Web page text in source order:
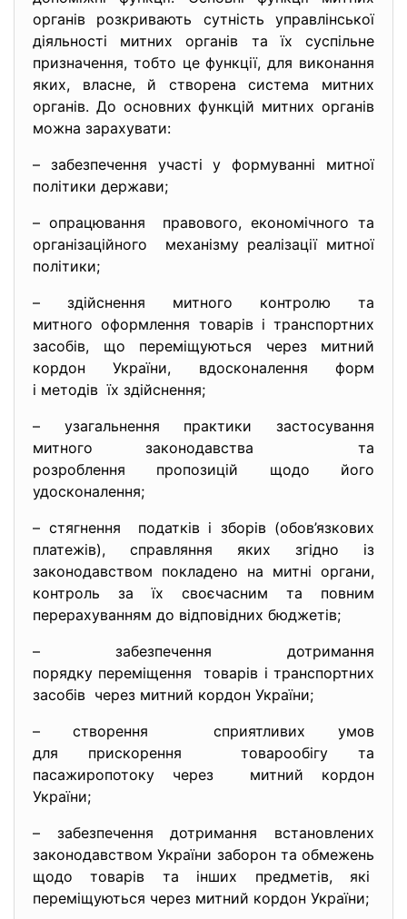
органів розкривають сутність управлінської
діяльності митних органів та їх суспільне
призначення, тобто це функції, для виконання
яких, власне, й створена система митних
органів. До основних функцій митних органів
можна зарахувати:
– забезпечення участі у формуванні митної
політики держави;
– опрацювання правового, економічного та
організаційного механізму реалізації митної
політики;
– здійснення митного контролю та
митного оформлення товарів і транспортних
засобів, що переміщуються через митний
кордон України, вдосконалення форм
і методів їх здійснення;
– узагальнення практики застосування
митного законодавства та
розроблення пропозицій щодо його
удосконалення;
– стягнення податків і зборів (обов’язкових
платежів), справляння яких згідно із
законодавством покладено на митні органи,
контроль за їх своєчасним та повним
перерахуванням до відповідних бюджетів;
– забезпечення дотримання
порядку переміщення товарів і транспортних
засобів через митний кордон України;
– створення сприятливих умов
для прискорення товарообігу та
пасажиропотоку через митний кордон
України;
– забезпечення дотримання встановлених
законодавством України заборон та обмежень
щодо товарів та інших предметів, які
переміщуються через митний кордон України;